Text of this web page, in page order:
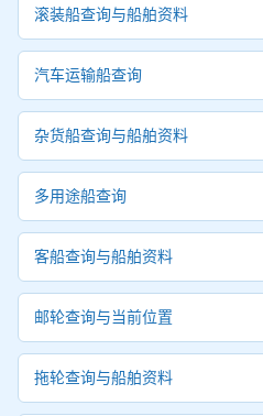
滚装船查询与船舶资料
汽车运输船查询
杂货船查询与船舶资料
多用途船查询
客船查询与船舶资料
邮轮查询与当前位置
拖轮查询与船舶资料